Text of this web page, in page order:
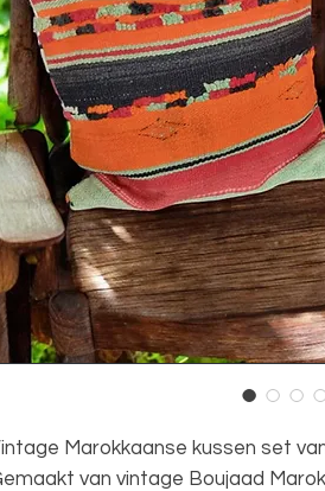
Marokkaanse kussen set
van vintage Boujaad